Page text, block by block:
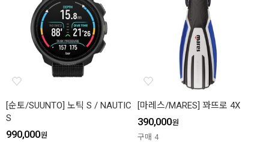
[순토/SUUNTO] 노틱 S / NAUTIC
S
990,000원
[마레스/MARES] 꽈뜨로 4X
390,000원
구매 4